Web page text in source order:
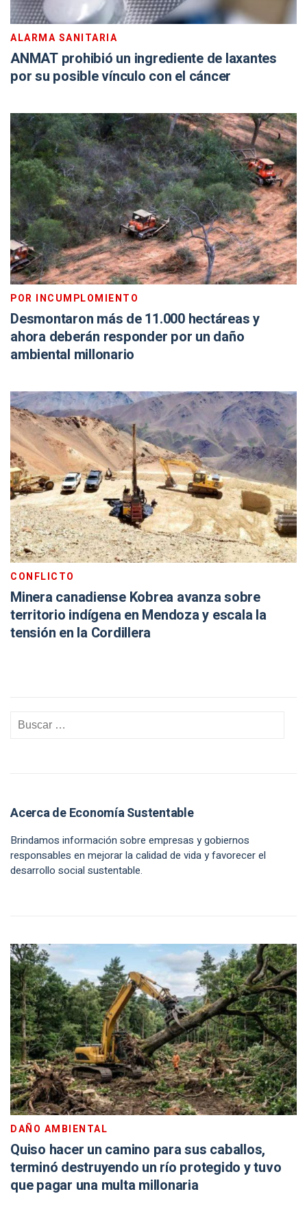
ALARMA SANITARIA
ANMAT prohibió un ingrediente de laxantes
por su posible vínculo con el cáncer
POR INCUMPLOMIENTO
Desmontaron más de 11.000 hectáreas y
ahora deberán responder por un daño
ambiental millonario
CONFLICTO
Minera canadiense Kobrea avanza sobre
territorio indígena en Mendoza y escala la
tensión en la Cordillera
Acerca de Economía Sustentable
Brindamos información sobre empresas y gobiernos
responsables en mejorar la calidad de vida y favorecer el
desarrollo social sustentable.
DAÑO AMBIENTAL
Quiso hacer un camino para sus caballos,
terminó destruyendo un río protegido y tuvo
que pagar una multa millonaria